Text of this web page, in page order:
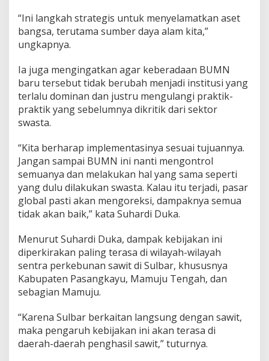
“Ini langkah strategis untuk menyelamatkan aset
bangsa, terutama sumber daya alam kita,”
ungkapnya.
Ia juga mengingatkan agar keberadaan BUMN
baru tersebut tidak berubah menjadi institusi yang
terlalu dominan dan justru mengulangi praktik-
praktik yang sebelumnya dikritik dari sektor
swasta.
“Kita berharap implementasinya sesuai tujuannya.
Jangan sampai BUMN ini nanti mengontrol
semuanya dan melakukan hal yang sama seperti
yang dulu dilakukan swasta. Kalau itu terjadi, pasar
global pasti akan mengoreksi, dampaknya semua
tidak akan baik,” kata Suhardi Duka.
Menurut Suhardi Duka, dampak kebijakan ini
diperkirakan paling terasa di wilayah-wilayah
sentra perkebunan sawit di Sulbar, khususnya
Kabupaten Pasangkayu, Mamuju Tengah, dan
sebagian Mamuju.
“Karena Sulbar berkaitan langsung dengan sawit,
maka pengaruh kebijakan ini akan terasa di
daerah-daerah penghasil sawit,” tuturnya.